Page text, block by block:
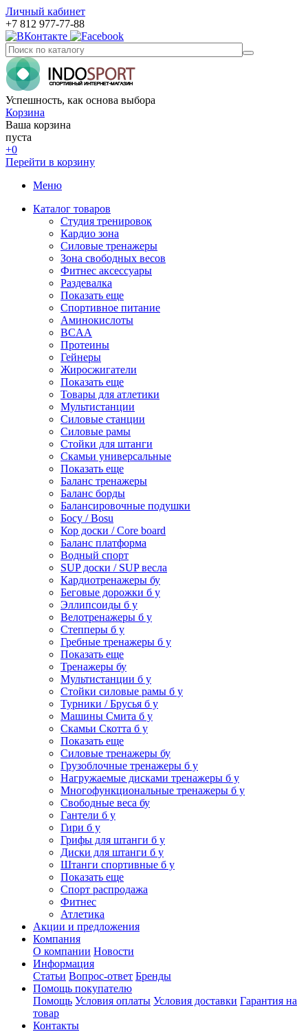
Личный кабинет
+7 812 977-77-88
Успешность, как основа выбора
Корзина
Ваша корзина
пуста
+0
Перейти в корзину
Меню
Каталог товаров
Студия тренировок
Кардио зона
Силовые тренажеры
Зона свободных весов
Фитнес аксессуары
Раздевалка
Показать еще
Спортивное питание
Аминокислоты
BCAA
Протеины
Гейнеры
Жиросжигатели
Показать еще
Товары для атлетики
Мультистанции
Силовые станции
Силовые рамы
Стойки для штанги
Скамьи универсальные
Показать еще
Баланс тренажеры
Баланс борды
Балансировочные подушки
Босу / Bosu
Кор доски / Core board
Баланс платформа
Водный спорт
SUP доски / SUP весла
Кардиотренажеры бу
Беговые дорожки б у
Эллипсоиды б у
Велотренажеры б у
Степперы б у
Гребные тренажеры б у
Показать еще
Тренажеры бу
Мультистанции б у
Стойки силовые рамы б у
Турники / Брусья б у
Машины Смита б у
Скамьи Скотта б у
Показать еще
Силовые тренажеры бу
Грузоблочные тренажеры б у
Нагружаемые дисками тренажеры б у
Многофункциональные тренажеры б у
Свободные веса бу
Гантели б у
Гири б у
Грифы для штанги б у
Диски для штанги б у
Штанги спортивные б у
Показать еще
Спорт распродажа
Фитнес
Атлетика
Акции и предложения
Компания
О компании Новости
Информация
Статьи Вопрос-ответ Бренды
Помощь покупателю
Помощь Условия оплаты Условия доставки Гарантия на
товар
Контакты